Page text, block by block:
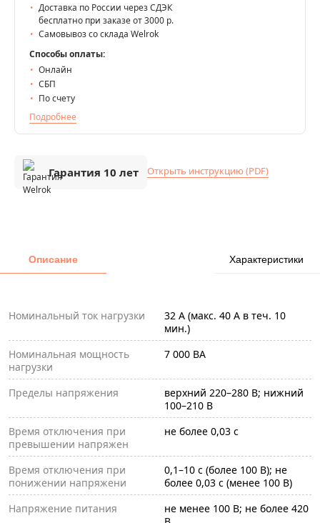
Доставка по России через СДЭК
бесплатно при заказе от 3000 р.
Самовывоз со склада Welrok
Способы оплаты:
Онлайн
СБП
По счету
Подробнее
Гарантия 10 лет Открыть инструкцию (PDF)
Описание Характеристики
Номинальный ток нагрузки
32 А (макс. 40 А в теч. 10
мин.)
Номинальная мощность
нагрузки
7 000 ВА
Пределы напряжения
верхний 220–280 В; нижний
100–210 В
Время отключения при
превышении напряжен
не более 0,03 с
Время отключения при
понижении напряжени
0,1–10 c (более 100 В); не
более 0,03 с (менее 100 В)
Напряжение питания
не менее 100 В; не более 420